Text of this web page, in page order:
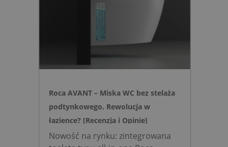
skomplikowanej i podatnej na
działającą w oparciu o ciśnienie
wody oraz elegancki, szklany
przycisk uruchamiany gestem.
Roca AVANT – Miska WC bez stelaża
podtynkowego. Rewolucja w
łazience? [Recenzja i Opinie]
Nowość na rynku: zintegrowana